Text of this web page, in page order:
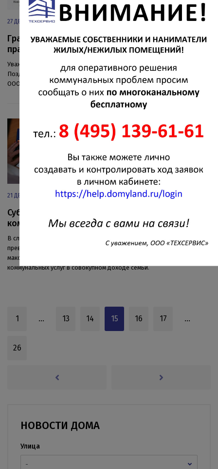
27 ДЕКАБРЯ 2023
График работы ООО "Техсервис" на Новогодние
праздники
Уважаемые собственники и наниматели жилых помещений!
Поздравляем вас с наступающим Новым 2024 годом. График работы
ООО "Техсервис" вы сможете найти в полной новости.
21 ДЕКАБРЯ 2023
Субсидий на оплату жилого помещения и
коммунальных услуг
В случае, если Ваши расходы на оплату жилищно-коммунальных услуг
превышают установленную региональным законодательством
максимально допустимую долю расходов на оплату жилищно-
коммунальных услуг в совокупном доходе семьи.
1 … 13 14 15 16 17 …
26
НОВОСТИ ДОМА
Улица
-